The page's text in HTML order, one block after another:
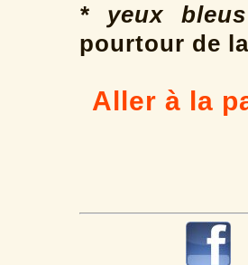
* yeux bleus
pourtour de
Aller à la